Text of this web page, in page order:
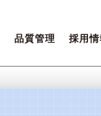
品質管理
積進クオリティ
環境保全
採用情
先輩
女性